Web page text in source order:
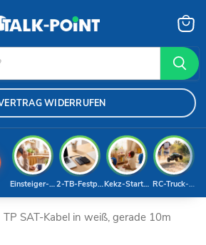
WIDERRUFEN
RC-Truck-Deal
Kekz-Starterset
2-TB-Festplatte
Einsteiger-Handy
TP SAT-Kabel in weiß, gerade 10m